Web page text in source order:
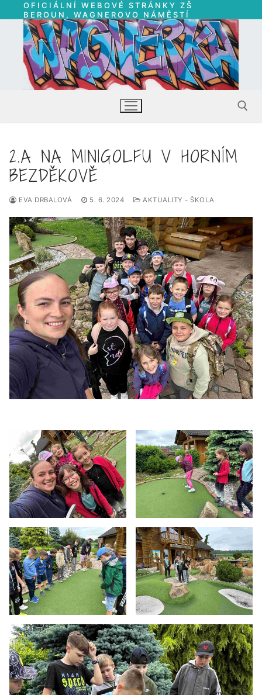
Přeskočit
na
obsah
OFICIÁLNÍ WEBOVÉ STRÁNKY ZŠ
BEROUN, WAGNEROVO NÁMĚSTÍ
Hledat:
2.A NA MINIGOLFU V HORNÍM
BEZDĚKOVĚ
EVA DRBALOVÁ 5. 6. 2024 AKTUALITY - ŠKOLA